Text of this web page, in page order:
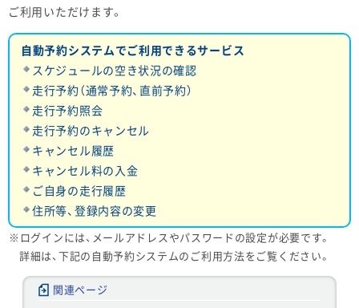
ご利用いただけます。
自動予約システムでご利用できるサービス
スケジュールの空き状況の確認
走行予約（通常予約、直前予約）
走行予約照会
走行予約のキャンセル
キャンセル履歴
キャンセル料の入金
ご自身の走行履歴
住所等、登録内容の変更
ログインには、メールアドレスやパスワードの設定が必要です。
詳細は、下記の自動予約システムのご利用方法をご覧ください。